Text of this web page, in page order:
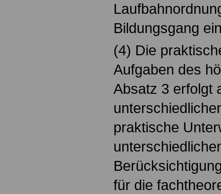
Bildungsgang
(4) Die
Aufgaben des
Absatz 3 erfolgt
praktische
für die